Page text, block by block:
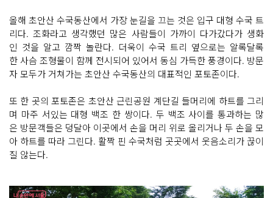
올해 초안산 수국동산에서 가장 눈길을 끄는 것은 입구 대형 수국 트
리다. 조화라고 생각했던 많은 사람들이 가까이 다가갔다가 생화
인 것을 알고 깜짝 놀란다. 더욱이 수국 트리 옆으로는 알록달록
한 사슴 조형물이 함께 전시되어 있어서 동심 가득한 풍경이다. 방문
자 모두가 거쳐가는 초안산 수국동산의 대표적인 포토존이다.
또 한 곳의 포토존은 초안산 근린공원 계단길 들머리에 하트를 그리
며 마주 서있는 대형 백조 한 쌍이다. 두 백조 사이를 통과하는 많
은 방문객들은 덩달아 이곳에서 손을 머리 위로 올리거나 두 손을 모
아 하트를 따라 그린다. 활짝 핀 수국처럼 곳곳에서 웃음소리가 끊이
질 않는다.